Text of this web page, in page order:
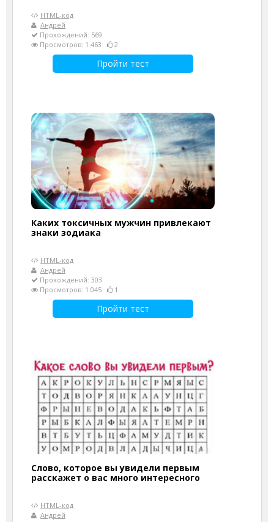
HTML-код
Андрей
Прохождений: 569
Просмотров: 1 463
2
Пройти тест
Каких токсичных мужчин привлекают
знаки зодиака
HTML-код
Андрей
Прохождений: 303
Просмотров: 1 045
1
Пройти тест
Слово, которое вы увидели первым
расскажет о вас много интересного
HTML-код
Андрей